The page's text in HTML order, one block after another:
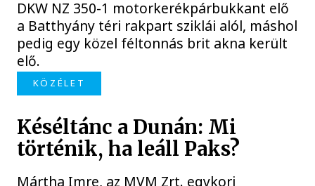
DKW NZ 350-1 motorkerékpárbukkant elő
a Batthyány téri rakpart sziklái alól, máshol
pedig egy közel féltonnás brit akna került
elő.
KÖZÉLET
Késéltánc a Dunán: Mi
történik, ha leáll Paks?
Mártha Imre, az MVM Zrt. egykori